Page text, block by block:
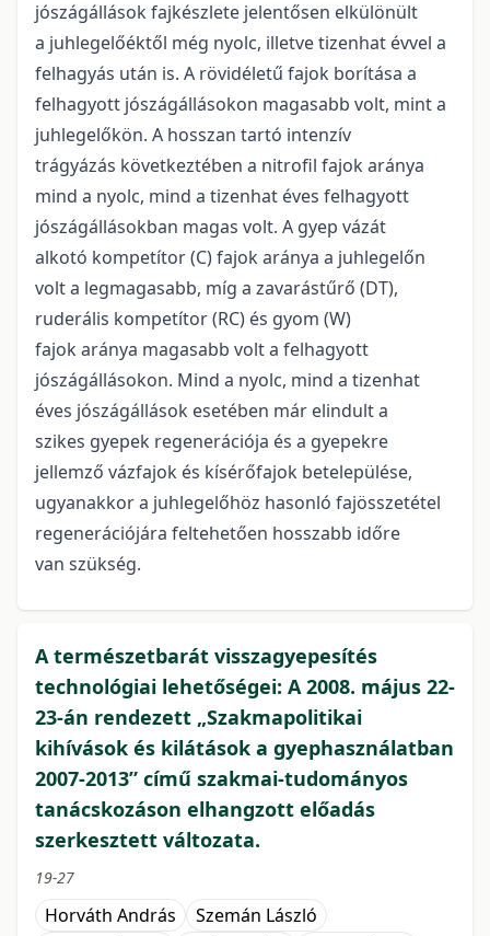
jószágállások fajkészlete jelentősen elkülönült
a juhlegelőéktől még nyolc, illetve tizenhat évvel a
felhagyás után is. A rövidéletű fajok borítása a
felhagyott jószágállásokon magasabb volt, mint a
juhlegelőkön. A hosszan tartó intenzív
trágyázás következtében a nitrofil fajok aránya
mind a nyolc, mind a tizenhat éves felhagyott
jószágállásokban magas volt. A gyep vázát
alkotó kompetítor (C) fajok aránya a juhlegelőn
volt a legmagasabb, míg a zavarástűrő (DT),
ruderális kompetítor (RC) és gyom (W)
fajok aránya magasabb volt a felhagyott
jószágállásokon. Mind a nyolc, mind a tizenhat
éves jószágállások esetében már elindult a
szikes gyepek regenerációja és a gyepekre
jellemző vázfajok és kísérőfajok betelepülése,
ugyanakkor a juhlegelőhöz hasonló fajösszetétel
regenerációjára feltehetően hosszabb időre
van szükség.
A természetbarát visszagyepesítés
technológiai lehetőségei: A 2008. május 22-
23-án rendezett „Szakmapolitikai
kihívások és kilátások a gyephasználatban
2007-2013” című szakmai-tudományos
tanácskozáson elhangzott előadás
szerkesztett változata.
19-27
Horváth András
Szemán László